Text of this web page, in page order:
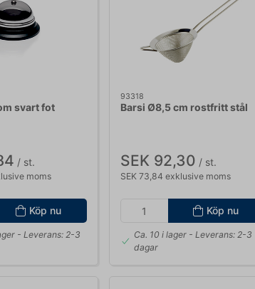
svart fot
/ st.
moms
Köp nu
- Leverans: 2-3
93318
Barsi Ø8,5 cm rostfritt stål
SEK 92,30 / st.
SEK 73,84 exklusive moms
Köp nu
Ca. 10 i lager - Leverans: 2-3
dagar